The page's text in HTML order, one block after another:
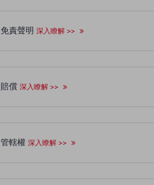
免責聲明 深入瞭解 >>
賠償 深入瞭解 >>
管轄權 深入瞭解 >>